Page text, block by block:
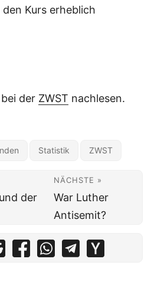
Kurs erheblich
der ZWST nachlesen.
Statistik ZWST
der
NÄCHSTE »
War Luther
Antisemit?